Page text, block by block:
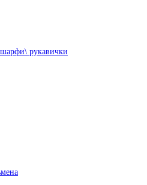
рукавички